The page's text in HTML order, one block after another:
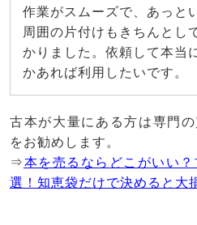
作業がスムーズで、あっと
周囲の片付けもきちんとし
かりました。依頼して本当
かあれば利用したいです。
古本が大量にある方は専門
をお勧めします。
⇒本を売るならどこがいい
選！知恵袋だけで決めると大